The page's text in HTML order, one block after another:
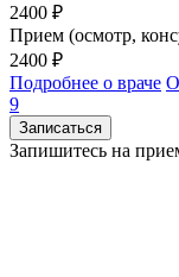
2400 ₽
Прием (осмотр,
2400 ₽
Подробнее о враче
9
Записаться
Запишитесь на